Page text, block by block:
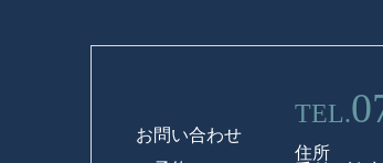
お問い合わせ
TEL.
住所 京